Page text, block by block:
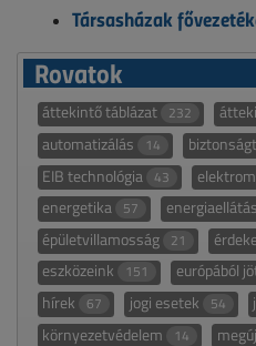
Társasházak
Rovatok
áttekintő táblázat 232
automatizálás 14
EIB technológia 43
energetika 57 energiaellátás
épületvillamosság 21
eszközeink 151 európából
hírek 67 jogi esetek 54
környezetvédelem 14